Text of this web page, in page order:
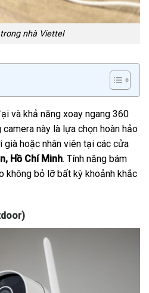
nhà Viettel
và khả năng xoay ngang 360
này là lựa chọn hoàn hảo
hoặc nhân viên tại các cửa
Hồ Chí Minh. Tính năng bám
không bỏ lỡ bất kỳ khoảnh khắc